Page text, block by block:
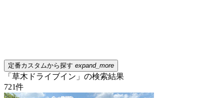
定番カスタムから探す expand_more
「草木ドライブイン」の検索結果
721件